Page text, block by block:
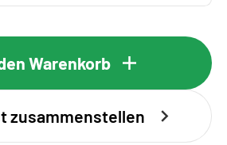
Warenkorb
zusammenstellen